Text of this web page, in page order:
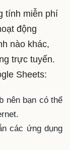
tính miễn phí
động
nào khác,
trực tuyến.
Sheets:
nên bạn có thể
các ứng dụng